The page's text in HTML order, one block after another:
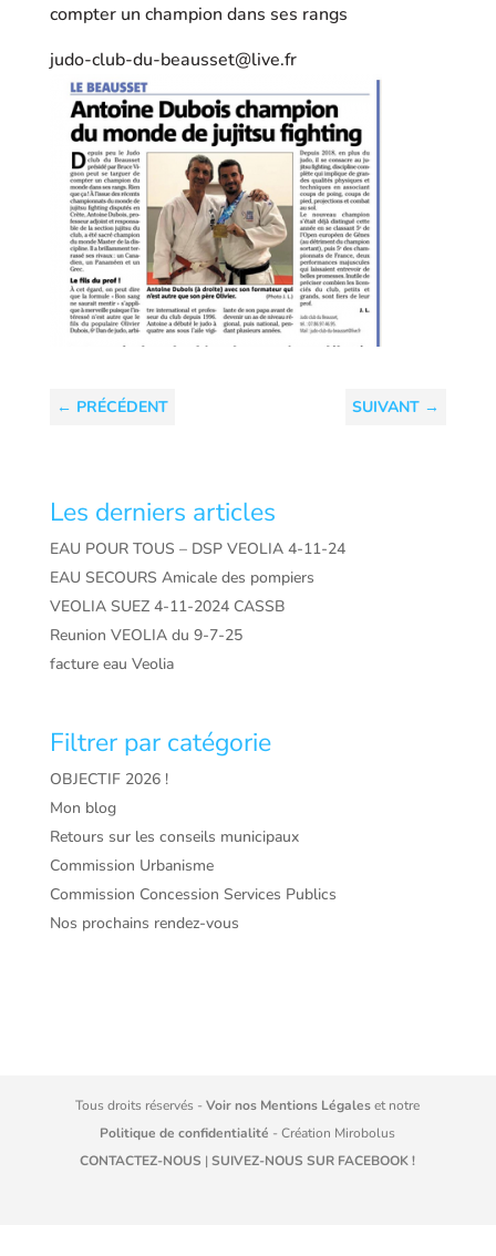
compter un champion dans ses rangs
judo-club-du-beausset@live.fr
← PRÉCÉDENT SUIVANT →
Les derniers articles
EAU POUR TOUS – DSP VEOLIA 4-11-24
EAU SECOURS Amicale des pompiers
VEOLIA SUEZ 4-11-2024 CASSB
Reunion VEOLIA du 9-7-25
facture eau Veolia
Filtrer par catégorie
OBJECTIF 2026 !
Mon blog
Retours sur les conseils municipaux
Commission Urbanisme
Commission Concession Services Publics
Nos prochains rendez-vous
Tous droits réservés -Voir nos Mentions Légaleset notre
Politique de confidentialité - Création Mirobolus
CONTACTEZ-NOUS |SUIVEZ-NOUS SUR FACEBOOK !